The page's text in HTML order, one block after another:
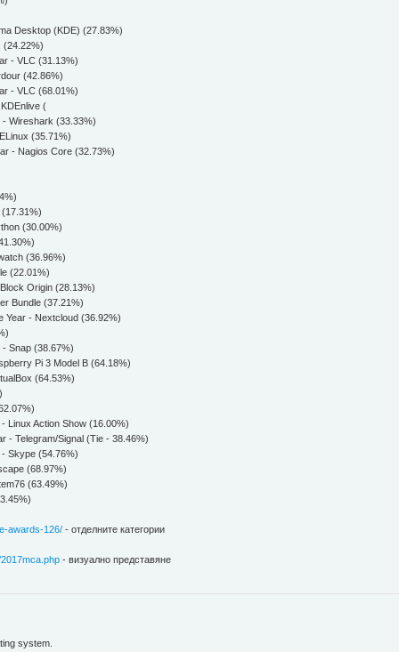
Desktop (KDE) (27.83%)
(24.22%)
- VLC (31.13%)
(42.86%)
- VLC (68.01%)
(
- Wireshark (33.33%)
(35.71%)
- Nagios Core (32.73%)
(30.00%)
(36.96%)
(22.01%)
Origin (28.13%)
Bundle (37.21%)
Year - Nextcloud (36.92%)
Snap (38.67%)
Pi 3 Model B (64.18%)
(64.53%)
Linux Action Show (16.00%)
- Telegram/Signal (Tie - 38.46%)
- Skype (54.76%)
(68.97%)
(63.49%)
awards-126/ - отделните категории
- визуално представяне
system.